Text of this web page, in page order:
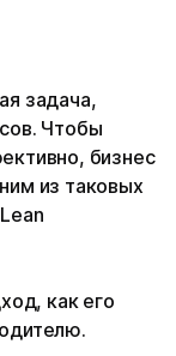
задача,
Чтобы
бизнес
из таковых
как его